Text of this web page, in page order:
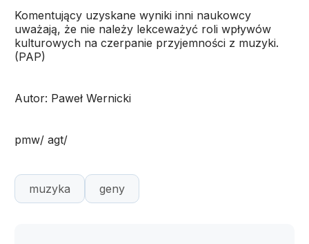
Komentujący uzyskane wyniki inni naukowcy
uważają, że nie należy lekceważyć roli wpływów
kulturowych na czerpanie przyjemności z muzyki.
(PAP)
Autor: Paweł Wernicki
pmw/ agt/
muzyka geny